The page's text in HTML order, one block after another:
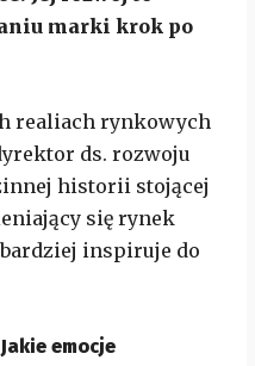
marki krok po
realiach rynkowych
ds. rozwoju
historii stojącej
się rynek
inspiruje do
emocje